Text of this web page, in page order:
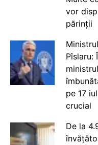
vor
părinții
Pîslaru:
pe 17
crucial
De la